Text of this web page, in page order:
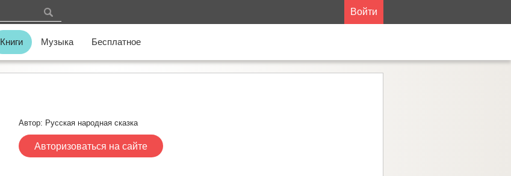
Войти
Книги Музыка Бесплатное
Автор: Русская народная сказка
Авторизоваться на сайте